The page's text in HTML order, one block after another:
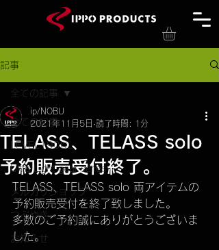
記事
全ての記事
LEVEL190UL
Ultra Light gear series
メルカリショップ
つぶやき
お知らせ
全ての記事
TELASS、TELASS solo
予約販売受付終了。
ip/NOBU
2021年11月5日 読了時間: 1分
TELASS、TELASS solo 両アイテムの
予約販売受付を終了致しました。
多数のご予約誠にありがとうございま
した。